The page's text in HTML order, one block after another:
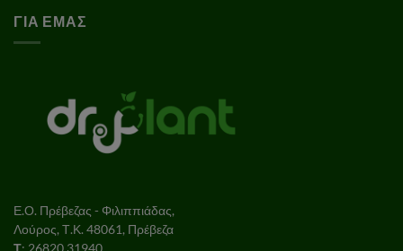
ΓΙΑ ΕΜΑΣ
Ε.Ο. Πρέβεζας - Φιλιππιάδας,
Λούρος, Τ.Κ. 48061, Πρέβεζα
Τ: 26820 31940